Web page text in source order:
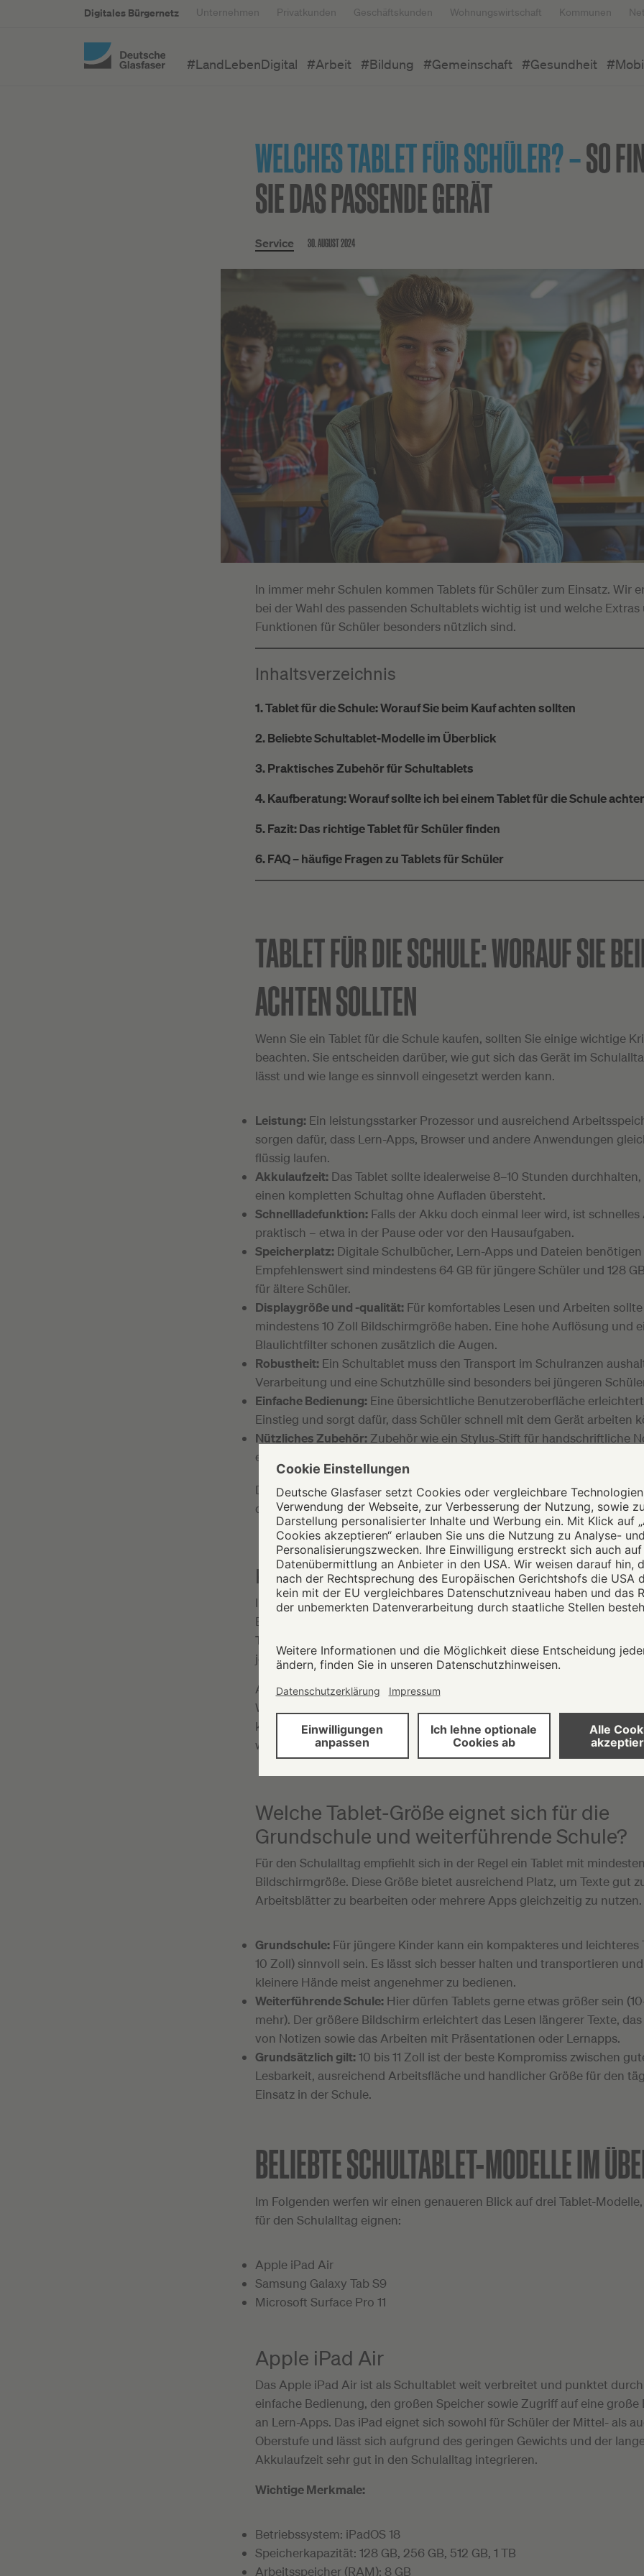
Digitales Bürgernetz Unternehmen Privatkunden Geschäftskunden Wohnungswirtschaft Kommunen
#LandLebenDigital #Arbeit #Bildung #Gemeinschaft #Gesundheit
WELCHES TABLET FÜR SCHÜLER? –SO
SIE DAS PASSENDE GERÄT
Service 30. AUGUST 2024
In immer mehr Schulen kommen Tablets für Schüler zum Einsatz. Wir
bei der Wahl des passenden Schultablets wichtig ist und welche Extras
Funktionen für Schüler besonders nützlich sind.
Inhaltsverzeichnis
1. Tablet für die Schule: Worauf Sie beim Kauf achten sollten
2. Beliebte Schultablet-Modelle im Überblick
3. Praktisches Zubehör für Schultablets
4. Kaufberatung: Worauf sollte ich bei einem Tablet für die Schule
5. Fazit: Das richtige Tablet für Schüler finden
6. FAQ – häufige Fragen zu Tablets für Schüler
TABLET FÜR DIE SCHULE: WORAUF SIE
ACHTEN SOLLTEN
Wenn Sie ein Tablet für die Schule kaufen, sollten Sie einige wichtige
beachten. Sie entscheiden darüber, wie gut sich das Gerät im
lässt und wie lange es sinnvoll eingesetzt werden kann.
Leistung:Ein leistungsstarker Prozessor und ausreichend
sorgen dafür, dass Lern-Apps, Browser und andere Anwendungen
flüssig laufen.
Akkulaufzeit:Das Tablet sollte idealerweise 8–10 Stunden
einen kompletten Schultag ohne Aufladen übersteht.
Schnellladefunktion:Falls der Akku doch einmal leer wird, ist schnelles
praktisch – etwa in der Pause oder vor den Hausaufgaben.
Speicherplatz:Digitale Schulbücher, Lern-Apps und Dateien benötigen
Empfehlenswert sind mindestens 64 GB für jüngere Schüler und 128
für ältere Schüler.
Displaygröße und -qualität:Für komfortables Lesen und Arbeiten sollte
mindestens 10 Zoll Bildschirmgröße haben. Eine hohe Auflösung und
Blaulichtfilter schonen zusätzlich die Augen.
Robustheit:Ein Schultablet muss den Transport im Schulranzen
Verarbeitung und eine Schutzhülle sind besonders bei jüngeren
Einfache Bedienung:Eine übersichtliche Benutzeroberfläche
Einstieg und sorgt dafür, dass Schüler schnell mit dem Gerät arbeiten
Nützliches Zubehör:Zubehör wie ein Stylus-Stift für handschriftliche
eine Tastatur für längere Texte kann den Lernalltag deutlich erleichtern.
Diese Kriterien helfen Ihnen dabei, ein Tablet zu wählen, das den
des Schulalltags wirklich gerecht wird.
Kompatibilität mit der Schulsoftware
Informieren Sie sich vor dem Kauf eines Tablets, welche Technologie
Betriebssystem Ihre Schule nutzt. Es ist sinnvoll, dass die Schule sich
Technologie
wie Apple iPadOS, Microsoft Windows oder Google
jedes Schultablet diese Technologie verwendet.
Auch diegenutzten Lernplattformen und Apps
Wahl des passenden Geräts. Denn nicht alle Apps sind mit jedem
kompatibel. Stellen Sie also sicher, dass Sie ein Gerät wählen, auf dem
wichtigen Anwendungen genutzt werden können.
Welche Tablet-Größe eignet sich für die
Grundschule und weiterführende Schule?
Für den Schulalltag empfiehlt sich in der Regel ein Tablet mit
Bildschirmgröße. Diese Größe bietet ausreichend Platz, um Texte gut
Arbeitsblätter zu bearbeiten oder mehrere Apps gleichzeitig zu nutzen.
Grundschule:Für jüngere Kinder kann ein kompakteres und leichteres
10 Zoll) sinnvoll sein. Es lässt sich besser halten und transportieren
kleinere Hände meist angenehmer zu bedienen.
Weiterführende Schule:Hier dürfen Tablets gerne etwas größer sein
mehr). Der größere Bildschirm erleichtert das Lesen längerer Texte,
von Notizen sowie das Arbeiten mit Präsentationen oder Lernapps.
Grundsätzlich gilt:10 bis 11 Zoll ist der beste Kompromiss zwischen
Lesbarkeit, ausreichend Arbeitsfläche und handlicher Größe für den
Einsatz in der Schule.
BELIEBTE SCHULTABLET-MODELLE IM
Im Folgenden werfen wir einen genaueren Blick auf drei Tablet-
für den Schulalltag eignen:
Apple iPad Air
Samsung Galaxy Tab S9
Microsoft Surface Pro 11
Apple iPad Air
Das Apple iPad Air ist als Schultablet weit verbreitet und punktet
einfache Bedienung, den großen Speicher sowie Zugriff auf eine große
an Lern-Apps. Das iPad eignet sich sowohl für Schüler der Mittel- als
Oberstufe und lässt sich aufgrund des geringen Gewichts und der
Akkulaufzeit sehr gut in den Schulalltag integrieren.
Wichtige Merkmale:
Betriebssystem: iPadOS 18
Speicherkapazität: 128 GB, 256 GB, 512 GB, 1 TB
Arbeitsspeicher (RAM): 8 GB